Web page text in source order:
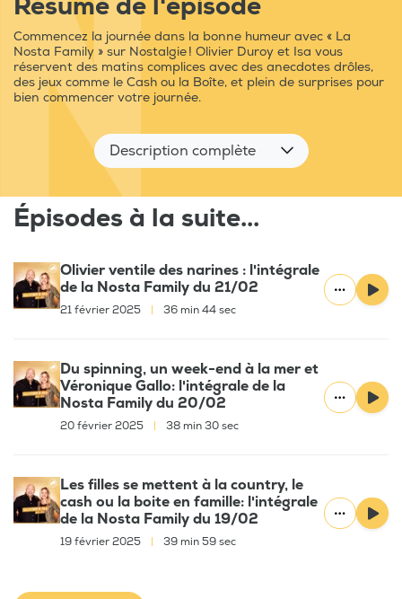
Résumé de l'épisode
Commencez la journée dans la bonne humeur avec « La
Nosta Family » sur Nostalgie ! Olivier Duroy et Isa vous
réservent des matins complices avec des anecdotes drôles,
des jeux comme le Cash ou la Boîte, et plein de surprises pour
bien commencer votre journée.
Description complète
Épisodes à la suite...
Olivier ventile des narines : l'intégrale
de la Nosta Family du 21/02
21 février 2025 36 min 44 sec
Du spinning, un week-end à la mer et
Véronique Gallo: l'intégrale de la
Nosta Family du 20/02
20 février 2025 38 min 30 sec
Les filles se mettent à la country, le
cash ou la boite en famille: l'intégrale
de la Nosta Family du 19/02
19 février 2025 39 min 59 sec